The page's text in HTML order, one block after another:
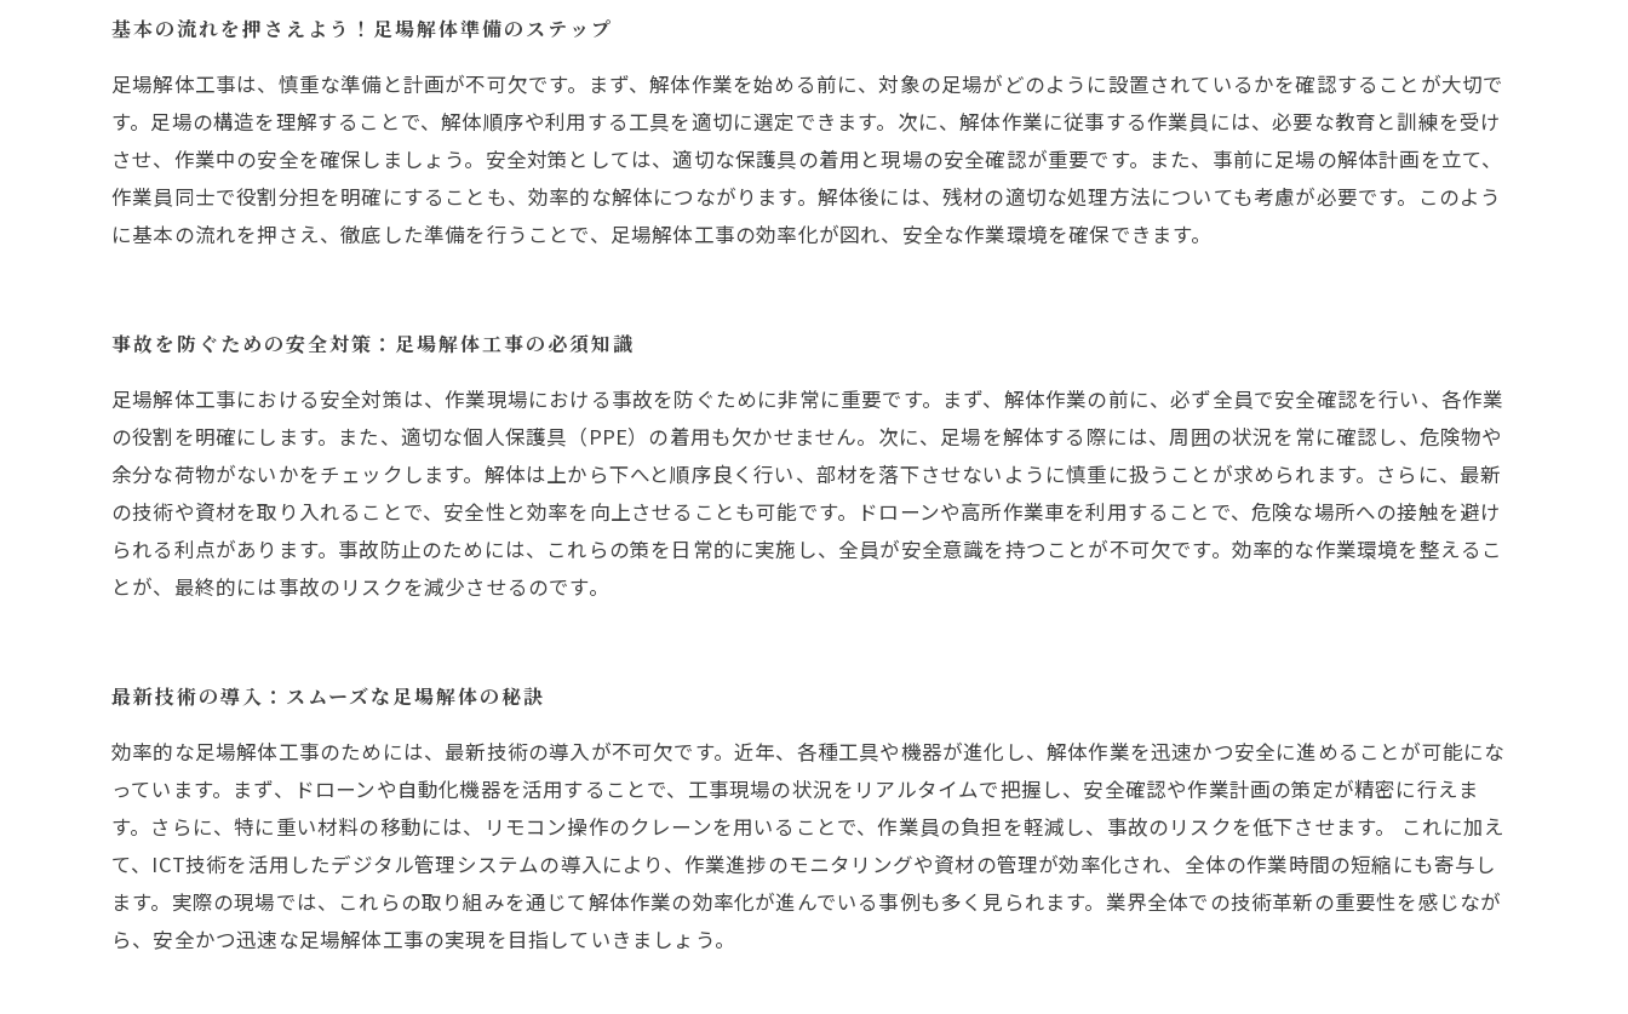
基本の流れを押さえよう！足場解体準備のステップ
足場解体工事は、慎重な準備と計画が不可欠です。まず、解体作業を始める前に、対象の足場がどのように設置されているかを確認することが大切で
す。足場の構造を理解することで、解体順序や利用する工具を適切に選定できます。次に、解体作業に従事する作業員には、必要な教育と訓練を受け
させ、作業中の安全を確保しましょう。安全対策としては、適切な保護具の着用と現場の安全確認が重要です。また、事前に足場の解体計画を立て、
作業員同士で役割分担を明確にすることも、効率的な解体につながります。解体後には、残材の適切な処理方法についても考慮が必要です。このよう
に基本の流れを押さえ、徹底した準備を行うことで、足場解体工事の効率化が図れ、安全な作業環境を確保できます。
事故を防ぐための安全対策：足場解体工事の必須知識
足場解体工事における安全対策は、作業現場における事故を防ぐために非常に重要です。まず、解体作業の前に、必ず全員で安全確認を行い、各作業
の役割を明確にします。また、適切な個人保護具（PPE）の着用も欠かせません。次に、足場を解体する際には、周囲の状況を常に確認し、危険物や
余分な荷物がないかをチェックします。解体は上から下へと順序良く行い、部材を落下させないように慎重に扱うことが求められます。さらに、最新
の技術や資材を取り入れることで、安全性と効率を向上させることも可能です。ドローンや高所作業車を利用することで、危険な場所への接触を避け
られる利点があります。事故防止のためには、これらの策を日常的に実施し、全員が安全意識を持つことが不可欠です。効率的な作業環境を整えるこ
とが、最終的には事故のリスクを減少させるのです。
最新技術の導入：スムーズな足場解体の秘訣
効率的な足場解体工事のためには、最新技術の導入が不可欠です。近年、各種工具や機器が進化し、解体作業を迅速かつ安全に進めることが可能にな
っています。まず、ドローンや自動化機器を活用することで、工事現場の状況をリアルタイムで把握し、安全確認や作業計画の策定が精密に行えま
す。さらに、特に重い材料の移動には、リモコン操作のクレーンを用いることで、作業員の負担を軽減し、事故のリスクを低下させます。 これに加え
て、ICT技術を活用したデジタル管理システムの導入により、作業進捗のモニタリングや資材の管理が効率化され、全体の作業時間の短縮にも寄与し
ます。実際の現場では、これらの取り組みを通じて解体作業の効率化が進んでいる事例も多く見られます。業界全体での技術革新の重要性を感じなが
ら、安全かつ迅速な足場解体工事の実現を目指していきましょう。